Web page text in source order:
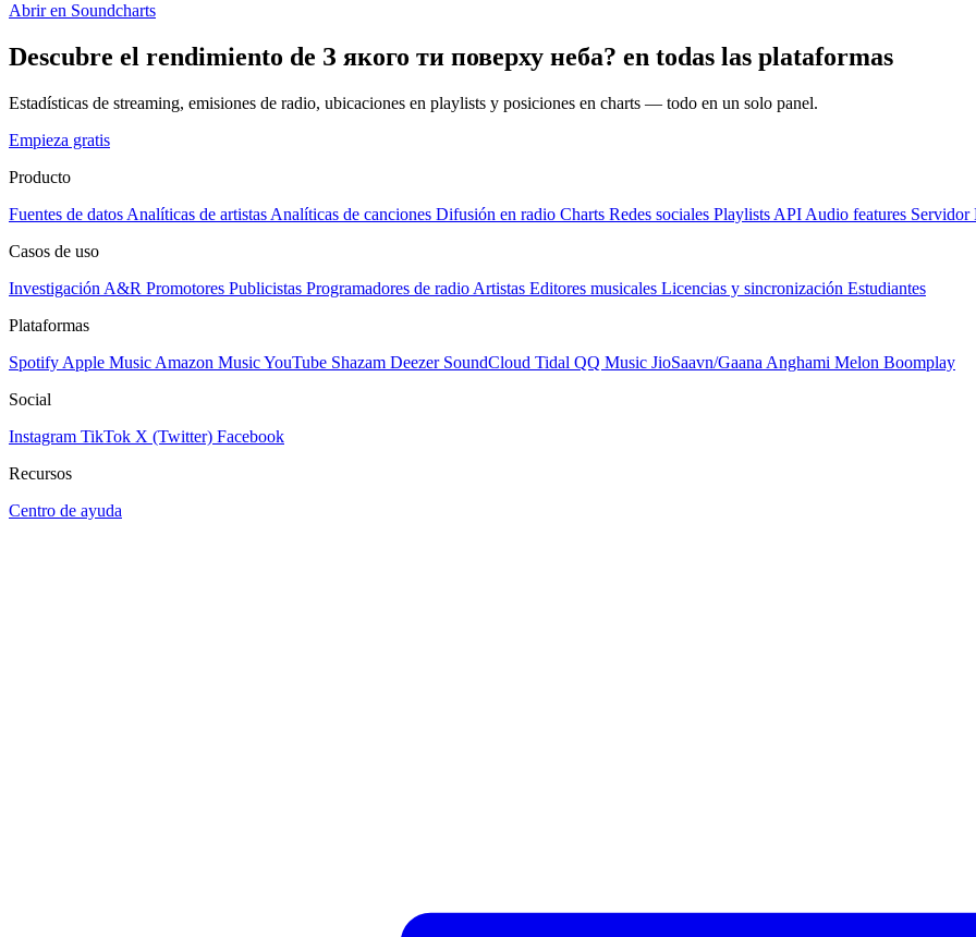
Abrir en Soundcharts
Descubre el rendimiento de З якого ти поверху неба? en todas las plataformas
Estadísticas de streaming, emisiones de radio, ubicaciones en playlists y posiciones en charts — todo en un solo panel.
Empieza gratis
Producto
Fuentes de datos Analíticas de artistas Analíticas de canciones Difusión en radio Charts Redes sociales Playlists API Audio features Servidor
Casos de uso
Investigación A&R Promotores Publicistas Programadores de radio Artistas Editores musicales Licencias y sincronización Estudiantes
Plataformas
Spotify Apple Music Amazon MusicYouTube Shazam Deezer SoundCloud Tidal QQ Music JioSaavn/Gaana Anghami Melon Boomplay
Social
Instagram TikTok X (Twitter) Facebook
Recursos
Centro de ayuda